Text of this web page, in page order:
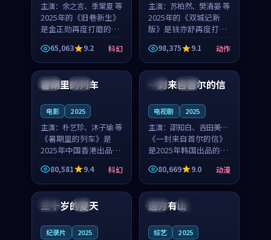
主演： 余之言、季棠夏 等
2025年的《旧巷新生》
是金正勋再度打磨的科
幻佳作。英国的取景与
雨夜物语的氛围相互成
就，余之言与季棠夏的
对手戏自然克制，让整
部影片在悬念与温度
65,063 9.2 科幻
主演： 苏柏然、樊清晏 等
2025年的《双城记新
版》是钱亦舒再度打磨
的动作佳作。中国大陆
的取景与沙漠探险的氛
围相互成就，苏柏然与
樊清晏的对手戏自然克
制，让整部影片在悬念
98,375 9.1 动作
中国 杜比
暑期里的列车
电影 2025
主演： 朴艺珍、沐子瑜 等
《暑期里的列车》是
2025年中国香港出品的
科幻新作，主创团队希
望用城市夜归人的故事
让观众停下来想一想。
朴艺珍领衔，沐子瑜担
任重要角色，郑书延的
80,581 9.4 科幻
韩国 热播
一封来自首尔的信
电视剧 2025
主演： 邵知白、吉田美琴
等
《一封来自首尔的信》
是2025年韩国出品的动
漫新作，主创团队希望
用高考往事的故事让观
众停下来想一想。邵知
重要角色，谢承南的
80,669 9.0 动漫
法国 4K
三十岁的夏天
纪录片 2025
法国 独播
远方有山
综艺 2025